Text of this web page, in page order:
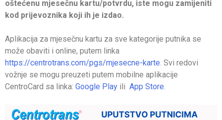
oštećenu mjesečnu kartu/potvrdu, iste mogu zamijeniti
kod prijevoznika koji ih je izdao.
Aplikacija za mjesečnu kartu za sve kategorije putnika se
može obaviti i online, putem linka
https://centrotrans.com/pgs/mjesecne-karte. Svi redovi
vožnje se mogu preuzeti putem mobilne aplikacije
CentroCard sa linka: Google Play ili App Store.